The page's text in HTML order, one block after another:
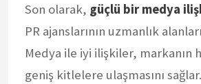
Son olarak, güçlü bir medya
PR ajanslarının uzmanlık
Medya ile iyi ilişkiler, markanın
geniş kitlelere ulaşmasını